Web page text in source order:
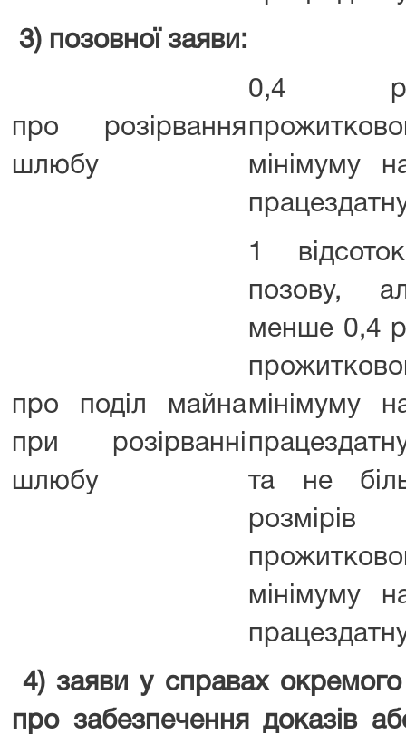
3) позовної заяви:
про розірвання
шлюбу
0,4
мінімуму
про поділ майна
при розірванні
шлюбу
1
позову,
менше 0,4
мінімуму
та не
розмірів
мінімуму
4) заяви у справах
про забезпечення доказів